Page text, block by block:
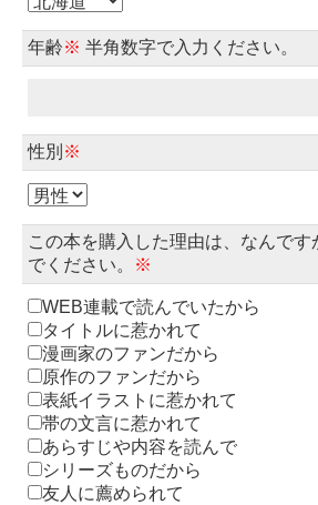
年齢※ 半角数字で入力ください。
性別 ※
この本を購入した理由は、なんで
でください。
※
WEB連載で読んでいたから
タイトルに惹かれて
漫画家のファンだから
原作のファンだから
表紙イラストに惹かれて
帯の文言に惹かれて
あらすじや内容を読んで
シリーズものだから
友人に薦められて